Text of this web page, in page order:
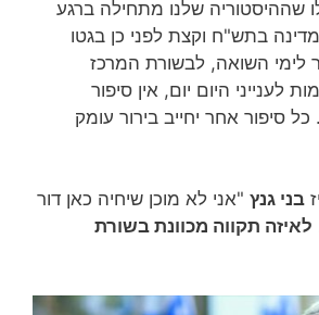
שההיסטוריה שלנו מתחילה ברגע
בתש"ח וקצת לפני כן בגטו
לימי השואה, לבשורת המרכז
היום יום, אין סיפור
כל סיפור אחר יחייב בירור עומק
בני גנץ "אני לא מוכן שיחיה כאן דור
לאיזה תקווה מכוונת בשורת